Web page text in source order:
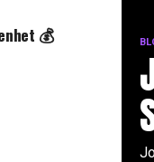
💰